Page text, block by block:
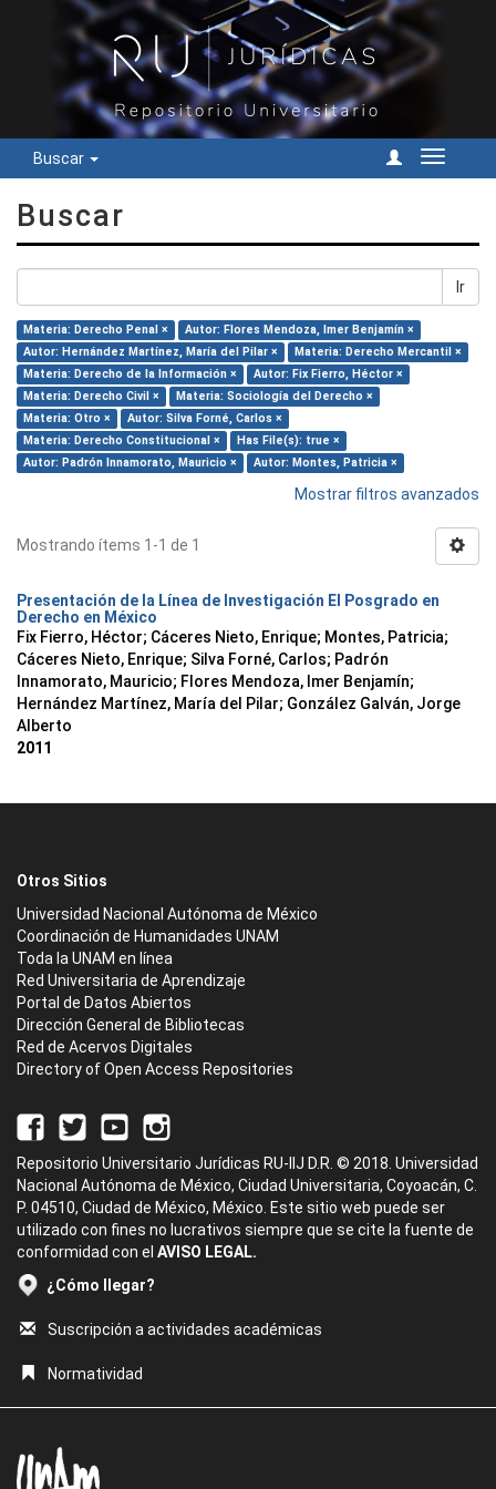
Buscar
Cambiar
Buscar
Ir
Materia: Derecho Penal ×
Autor: Flores Mendoza, Imer Benjamín ×
Autor: Hernández Martínez, María del Pilar ×
Materia: Derecho Mercantil ×
Materia: Derecho de la Información ×
Autor: Fix Fierro, Héctor ×
Materia: Derecho Civil ×
Materia: Sociología del Derecho ×
Materia: Otro ×
Autor: Silva Forné, Carlos ×
Materia: Derecho Constitucional ×
Has File(s): true ×
Autor: Padrón Innamorato, Mauricio ×
Autor: Montes, Patricia ×
Mostrar filtros avanzados
Mostrando ítems 1-1 de 1
Presentación de la Línea de Investigación El Posgrado en
Derecho en México
Fix Fierro, Héctor; Cáceres Nieto, Enrique; Montes, Patricia;
Cáceres Nieto, Enrique; Silva Forné, Carlos; Padrón
Innamorato, Mauricio; Flores Mendoza, Imer Benjamín;
Hernández Martínez, María del Pilar; González Galván, Jorge
Alberto
2011
Otros Sitios
Universidad Nacional Autónoma de México
Coordinación de Humanidades UNAM
Toda la UNAM en línea
Red Universitaria de Aprendizaje
Portal de Datos Abiertos
Dirección General de Bibliotecas
Red de Acervos Digitales
Directory of Open Access Repositories
Repositorio Universitario Jurídicas RU-IIJ D.R. © 2018. Universidad
Nacional Autónoma de México, Ciudad Universitaria, Coyoacán, C.
P. 04510, Ciudad de México, México. Este sitio web puede ser
utilizado con fines no lucrativos siempre que se cite la fuente de
conformidad con el AVISO LEGAL.
¿Cómo llegar?
Suscripción a actividades académicas
Normatividad